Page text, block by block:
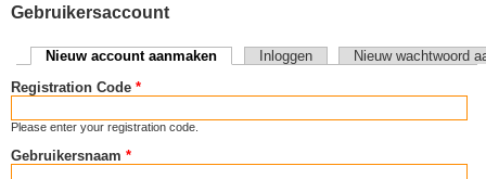
Gebruikersaccount
Primaire tabs
Nieuw account aanmaken (actieve tabblad)
Inloggen
Nieuw wachtwoord
Registration Code *
Please enter your registration code.
Gebruikersnaam *